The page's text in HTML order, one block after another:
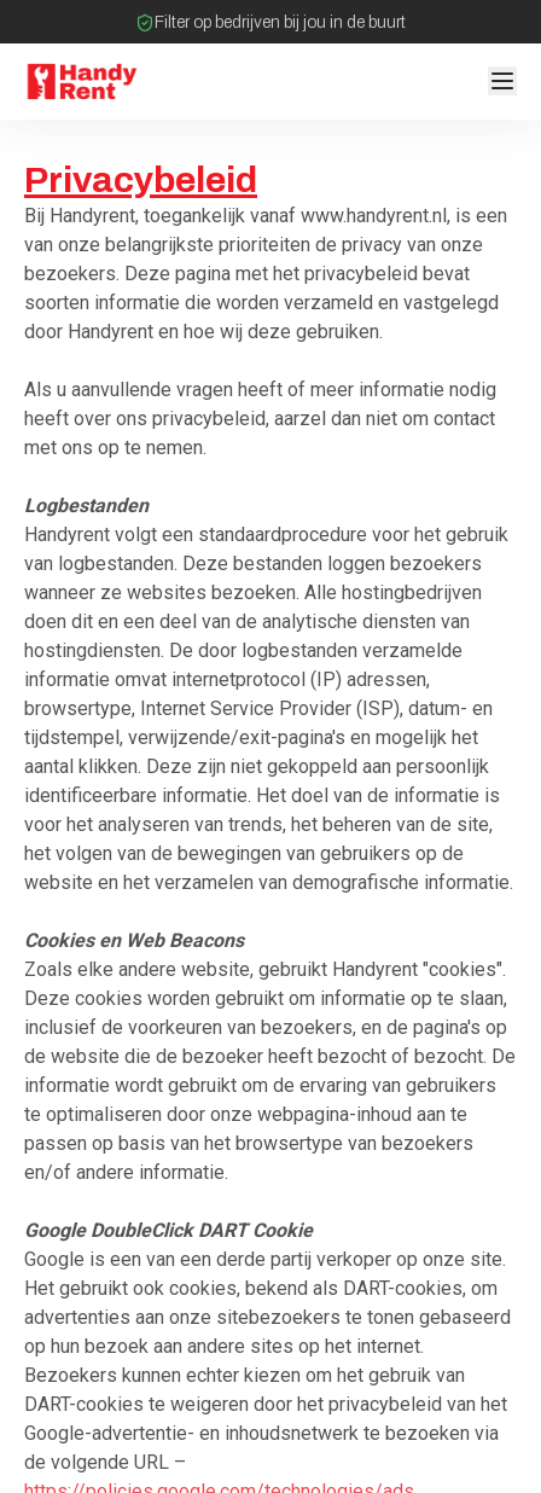
Filter op bedrijven bij jou in de buurt
Geen tussenpartijen bij verhuurovereenkomst
Privacybeleid
Bij Handyrent, toegankelijk vanaf www.handyrent.nl, is een
van onze belangrijkste prioriteiten de privacy van onze
bezoekers. Deze pagina met het privacybeleid bevat
soorten informatie die worden verzameld en vastgelegd
door Handyrent en hoe wij deze gebruiken.
Als u aanvullende vragen heeft of meer informatie nodig
heeft over ons privacybeleid, aarzel dan niet om contact
met ons op te nemen.
Logbestanden
Handyrent volgt een standaardprocedure voor het gebruik
van logbestanden. Deze bestanden loggen bezoekers
wanneer ze websites bezoeken. Alle hostingbedrijven
doen dit en een deel van de analytische diensten van
hostingdiensten. De door logbestanden verzamelde
informatie omvat internetprotocol (IP) adressen,
browsertype, Internet Service Provider (ISP), datum- en
tijdstempel, verwijzende/exit-pagina's en mogelijk het
aantal klikken. Deze zijn niet gekoppeld aan persoonlijk
identificeerbare informatie. Het doel van de informatie is
voor het analyseren van trends, het beheren van de site,
het volgen van de bewegingen van gebruikers op de
website en het verzamelen van demografische informatie.
Cookies en Web Beacons
Zoals elke andere website, gebruikt Handyrent "cookies".
Deze cookies worden gebruikt om informatie op te slaan,
inclusief de voorkeuren van bezoekers, en de pagina's op
de website die de bezoeker heeft bezocht of bezocht. De
informatie wordt gebruikt om de ervaring van gebruikers
te optimaliseren door onze webpagina-inhoud aan te
passen op basis van het browsertype van bezoekers
en/of andere informatie.
Google DoubleClick DART Cookie
Google is een van een derde partij verkoper op onze site.
Het gebruikt ook cookies, bekend als DART-cookies, om
advertenties aan onze sitebezoekers te tonen gebaseerd
op hun bezoek aan andere sites op het internet.
Bezoekers kunnen echter kiezen om het gebruik van
DART-cookies te weigeren door het privacybeleid van het
Google-advertentie- en inhoudsnetwerk te bezoeken via
de volgende URL –